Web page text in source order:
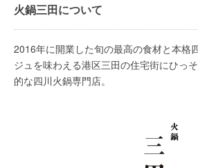
火鍋三田について
2016年に開業した旬の最高の食材と本格
ジュを味わえる港区三田の住宅街にひっ
的な四川火鍋専門店。